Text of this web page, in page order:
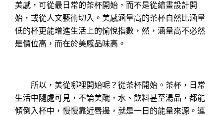
美感，可從最日常的茶杯開始，而不是從繪畫設計開
始，或從人文藝術切入。美感涵量高的茶杯自然比涵量
低的杯更能增進生活上的愉悅指數，然，涵量高不必然
是價位高，而在於美感品味高。
所以，美從哪裡開始呢？從茶杯開始。茶杯，日常
生活中隨處可見，不論美醜，水、飲料甚至湯品，都能
傾倒入杯中，慢慢靠近唇邊，就是一日的能量來源。連